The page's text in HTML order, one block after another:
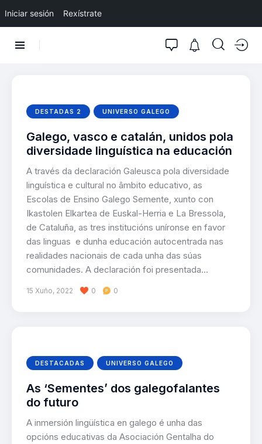
Iniciar sesión Rexístrate
DESTADAS 2 UNIVERSO GALEGO
Galego, vasco e catalán, unidos pola
diversidade linguística na educación
A través da declaración Galeusca pola diversidade
linguística e cultural no âmbito educativo, as
Escolas de Ensino Galego Semente, xunto con
Ikastolen Elkartea de Euskal-Herria e La Bressola,
de Cataluña, as tres institucións uníronse en favor
das linguas e dunha educación autocentrada nas
realidades nacionais de cada unha das súas
comunidades. A declaración foi presentada…
15 Xuño, 2022 0 0
DESTACADAS UNIVERSO GALEGO
As ‘Sementes’ dos galegofalantes
do futuro
A inmersión lingüística en galego é unha das
opcións educativas da Asociación Gentalha do